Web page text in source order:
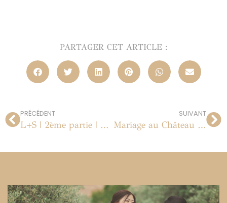
PARTAGER CET ARTICLE :
PRÉCÉDENT
L+S | 2ème partie | Mariage dans le Luberon à la Bastide de Capelongue
SUIVANT
Mariage au Château La Tour Vaucros en Provence